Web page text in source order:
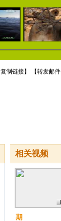
复制链接】 【转发邮件
相关视频
期